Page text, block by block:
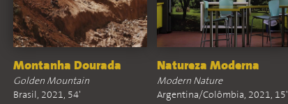
Montanha Dourada
Golden Mountain
Brasil, 2021, 54'
Natureza Moderna
Modern Nature
Argentina/Colômbia, 2021, 15'